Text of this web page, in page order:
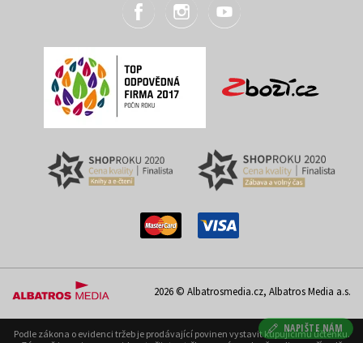
NAPIŠTE NÁM
2026 © Albatrosmedia.cz, Albatros Media a.s.
Podle zákona o evidenci tržeb je prodávající povinen vystavit kupujícímu účtenku.